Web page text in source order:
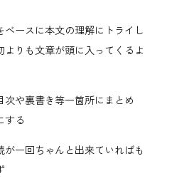
ースに本文の理解にトライし
よりも文章が頭に入ってくるよ
や裏書き等一箇所にまとめ
する
が一回ちゃんと出来ていればも